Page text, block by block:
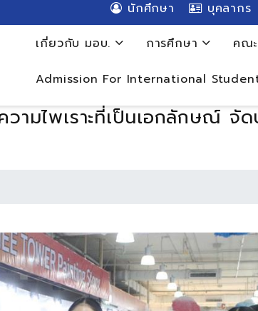
นักศึกษา บุคลากร
เกี่ยวกับ มอบ. การศึกษา คณ
Admission For International
มไพเราะที่เป็นเอกลักษณ์ จัด